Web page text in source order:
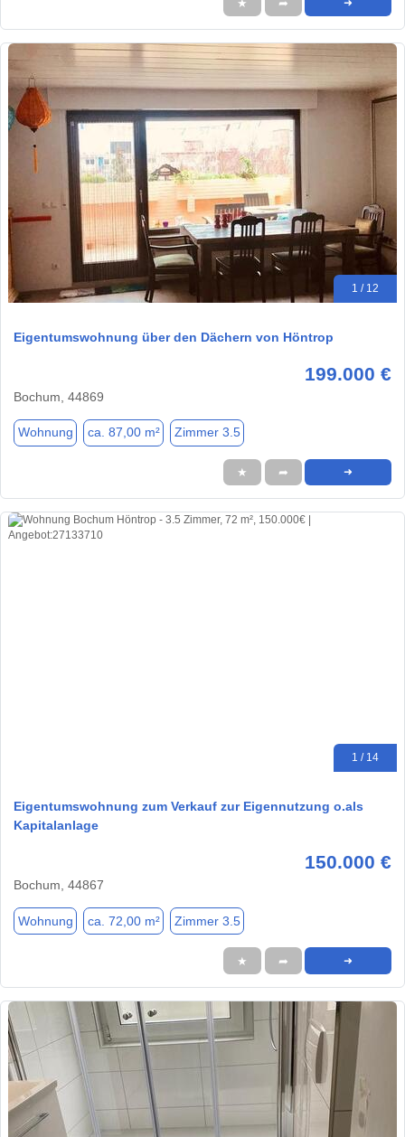
★ ➦
1 / 12
Eigentumswohnung über den Dächern von Höntrop
199.000 €
Bochum, 44869
Wohnung ca. 87,00 m² Zimmer 3.5
★ ➦ ➜
1 / 14
Eigentumswohnung zum Verkauf zur Eigennutzung o.als
Kapitalanlage
150.000 €
Bochum, 44867
Wohnung ca. 72,00 m² Zimmer 3.5
★ ➦ ➜